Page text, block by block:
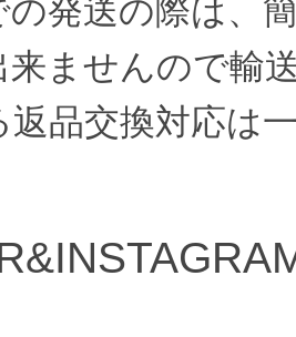
の発送の際は、
来ませんので輸
返品交換対応は